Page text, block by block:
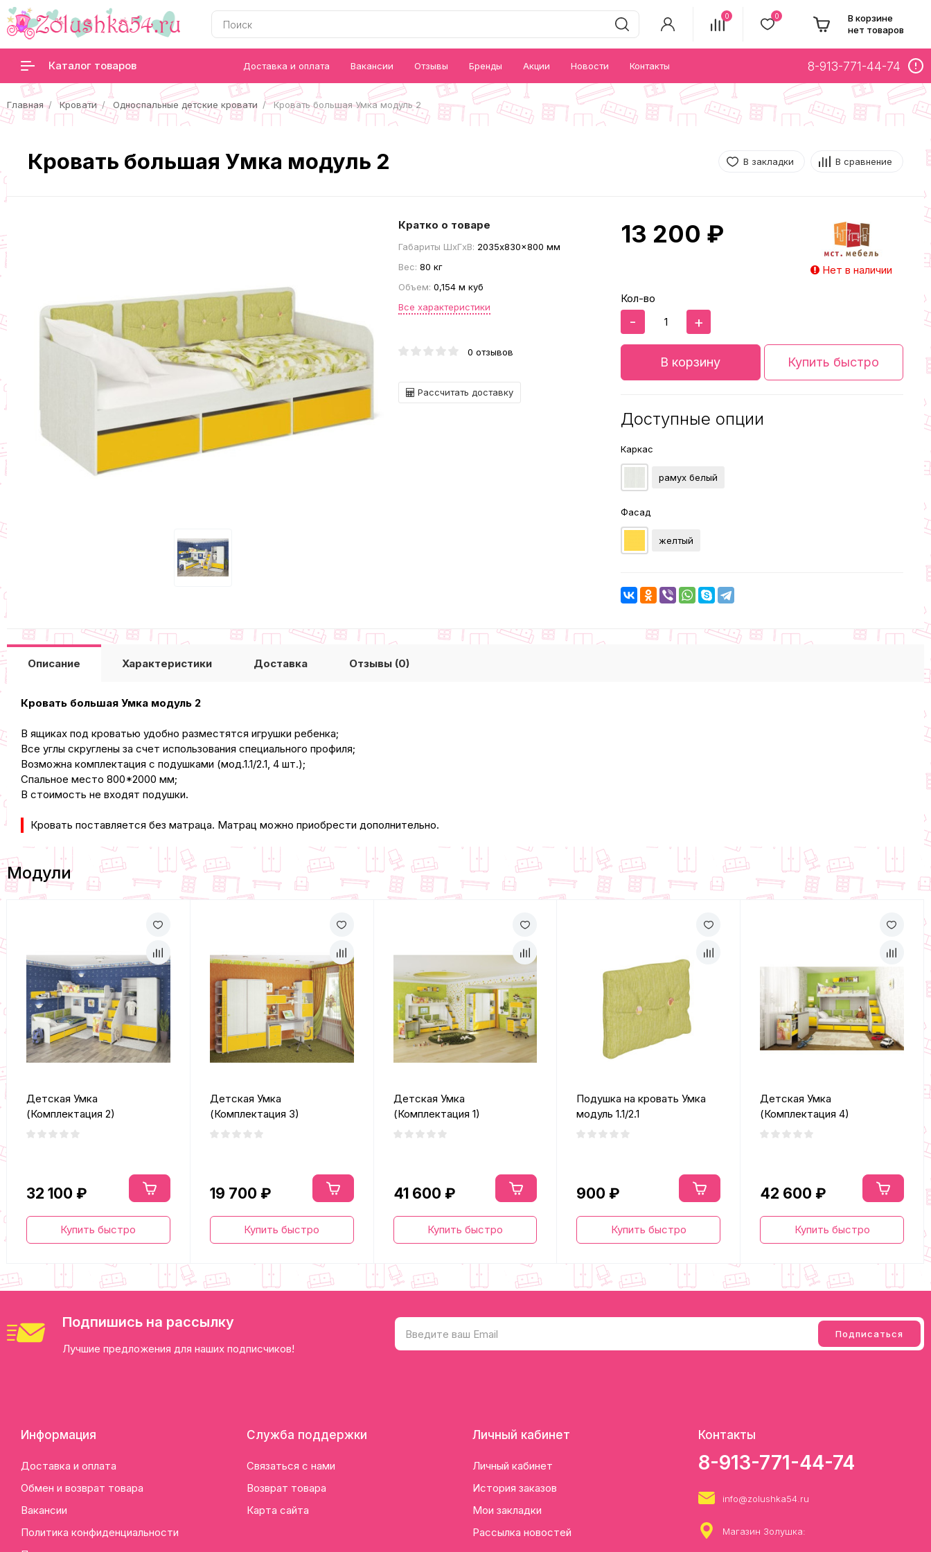
0 0
В корзине
нет товаров
Каталог товаров Доставка и оплата Вакансии Отзывы Бренды Акции Новости Контакты 8-913-771-44-74
Главная Кровати Односпальные детские кровати Кровать большая Умка модуль 2
Кровать большая Умка модуль 2 В закладки В сравнение
Кратко о товаре
Габариты ШxГxВ: 2035x830x800 мм
Вес: 80 кг
Объем: 0,154 м куб
Все характеристики
0 отзывов
Рассчитать доставку
13 200 ₽
Нет в наличии
Кол-во
- +
В корзину Купить быстро
Доступные опции
Каркас
рамух белый
Фасад
желтый
Описание Характеристики Доставка Отзывы (0)
Кровать большая Умка модуль 2
В ящиках под кроватью удобно разместятся игрушки ребенка;
Все углы скруглены за счет использования специального профиля;
Возможна комплектация с подушками (мод.1.1/2.1, 4 шт.);
Спальное место 800*2000 мм;
В стоимость не входят подушки.
Кровать поставляется без матраца. Матрац можно приобрести дополнительно.
Модули
Детская Умка
(Комплектация 2)
32 100 ₽
Купить быстро
Детская Умка
(Комплектация 3)
19 700 ₽
Купить быстро
Детская Умка
(Комплектация 1)
41 600 ₽
Купить быстро
Подушка на кровать Умка
модуль 1.1/2.1
900 ₽
Купить быстро
Детская Умка
(Комплектация 4)
42 600 ₽
Купить быстро
Подпишись на рассылку
Лучшие предложения для наших подписчиков!
Информация
Доставка и оплата
Обмен и возврат товара
Вакансии
Политика конфиденциальности
Служба поддержки
Связаться с нами
Возврат товара
Карта сайта
Личный кабинет
Личный кабинет
История заказов
Мои закладки
Рассылка новостей
Контакты
8-913-771-44-74
info@zolushka54.ru
Магазин Золушка: